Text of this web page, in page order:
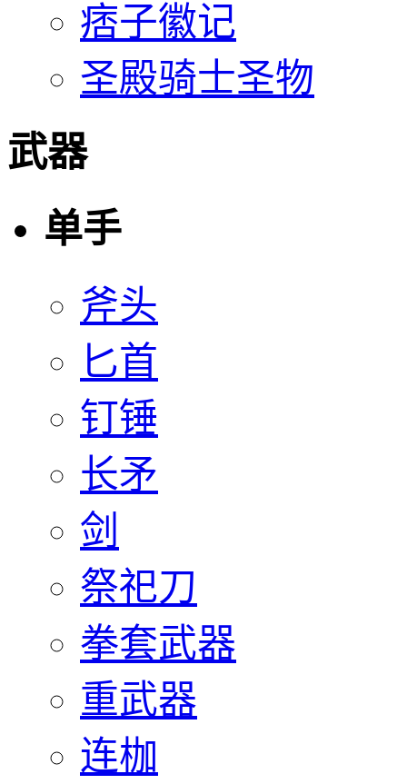
痞子徽记
圣殿骑士圣物
武器
单手
斧头
匕首
钉锤
长矛
剑
祭祀刀
拳套武器
重武器
连枷